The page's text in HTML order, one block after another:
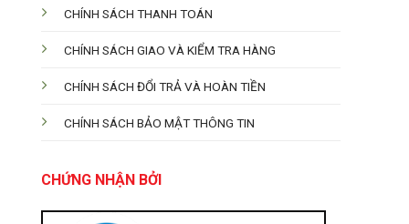
CHÍNH SÁCH THANH TOÁN
CHÍNH SÁCH GIAO VÀ KIỂM TRA HÀNG
CHÍNH SÁCH ĐỔI TRẢ VÀ HOÀN TIỀN
CHÍNH SÁCH BẢO MẬT THÔNG TIN
CHỨNG NHẬN BỞI